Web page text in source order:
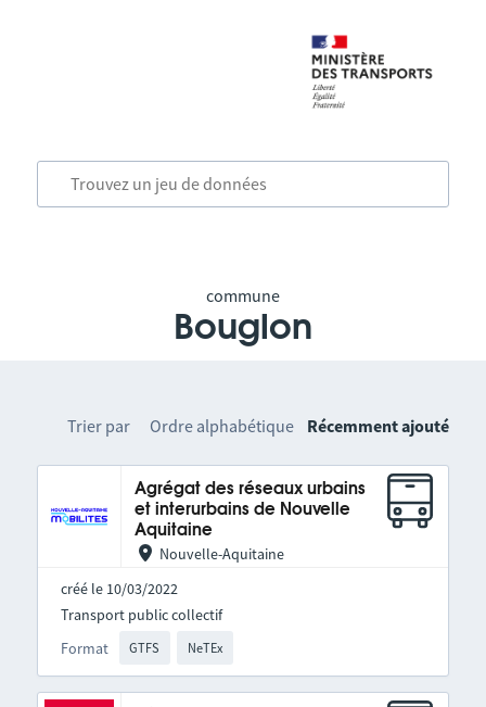
commune
Bouglon
Trier par Ordre alphabétique Récemment ajouté
Agrégat des réseaux urbains
et interurbains de Nouvelle
Aquitaine
Nouvelle-Aquitaine
créé le 10/03/2022
Format GTFS NeTEx
Transport public collectif